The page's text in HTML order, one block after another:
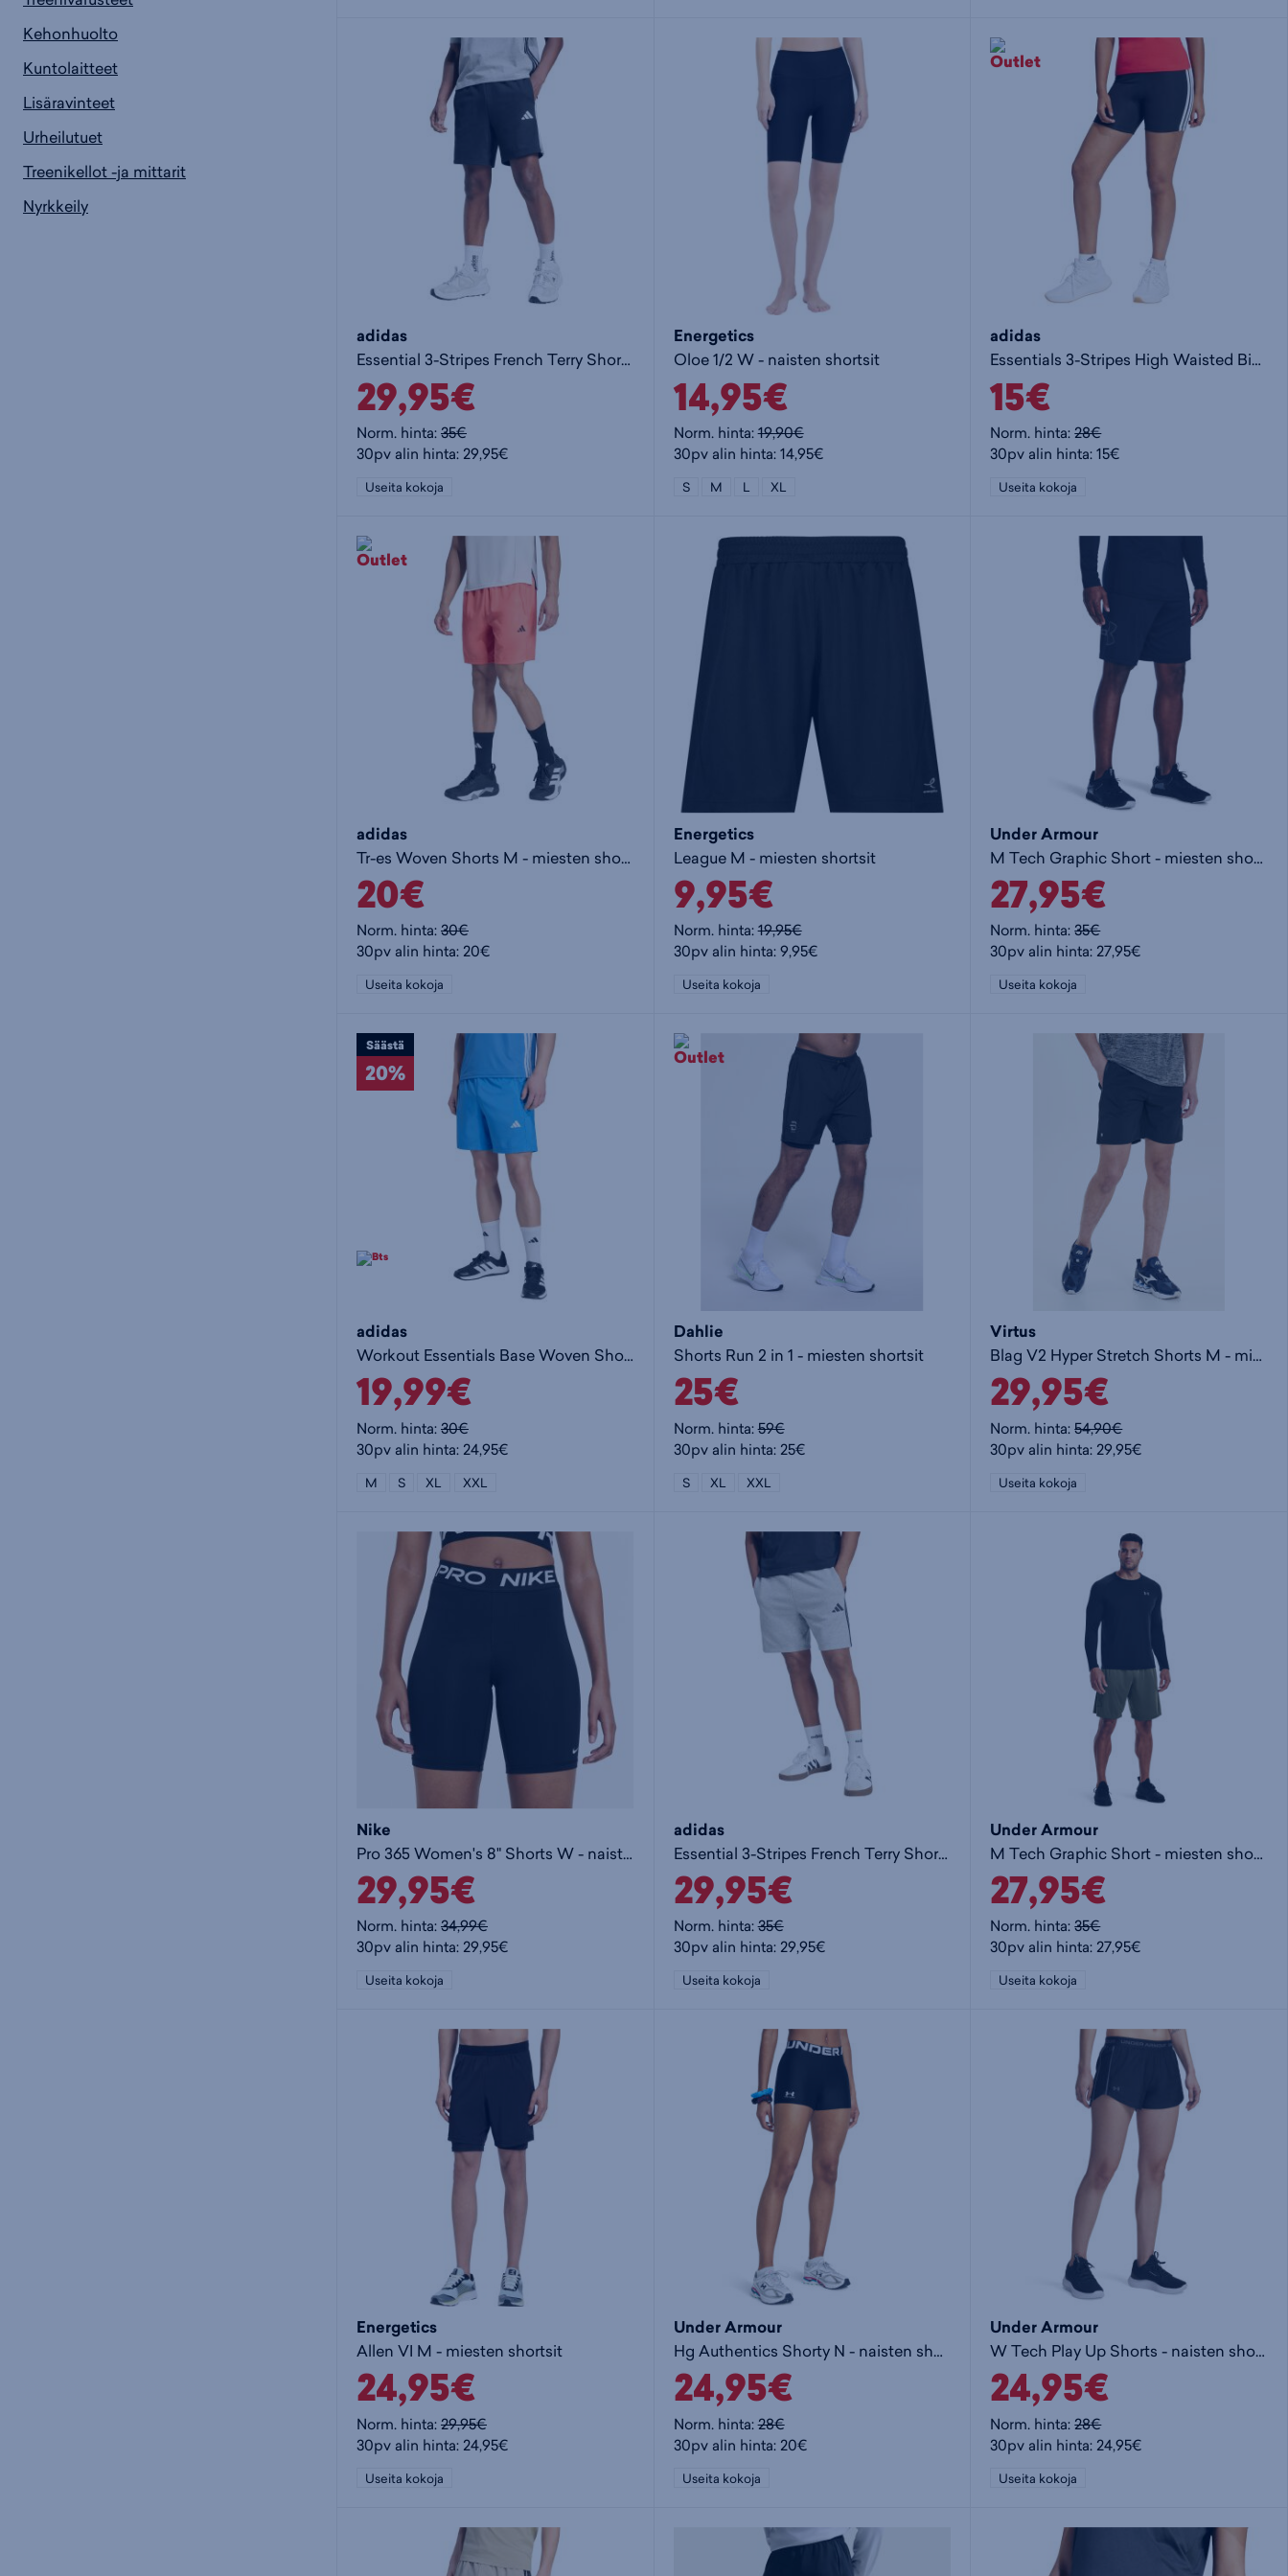
i
n
s
: :
Kehonhuolto
Kuntolaitteet
Lisäravinteet
Urheilutuet
Treenikellot -ja mittarit
Nyrkkeily
adidas
Essential 3-Stripes French Terry Shorts M - miesten collegeshortsit
29,95€
Norm. hinta:35€
30pv alin hinta: 29,95€
Useita kokoja
Energetics
Oloe 1/2 W - naisten shortsit
14,95€
Norm. hinta:19,90€
30pv alin hinta: 14,95€
S M L XL
adidas
Essentials 3-Stripes High Waisted Biker Shorts W - naisten shortsit
15€
Norm. hinta:28€
30pv alin hinta: 15€
Useita kokoja
adidas
Tr-es Woven Shorts M - miesten shortsit
20€
Norm. hinta:30€
30pv alin hinta: 20€
Useita kokoja
Energetics
League M - miesten shortsit
9,95€
Norm. hinta:19,95€
30pv alin hinta: 9,95€
Useita kokoja
Under Armour
M Tech Graphic Short - miesten shortsit
27,95€
Norm. hinta:35€
30pv alin hinta: 27,95€
Useita kokoja
Säästä
20%
adidas
Workout Essentials Base Woven Short M - miesten shortsit
19,99€
Norm. hinta:30€
30pv alin hinta: 24,95€
M S XL XXL
Dahlie
Shorts Run 2 in 1 - miesten shortsit
25€
Norm. hinta:59€
30pv alin hinta: 25€
S XL XXL
Virtus
Blag V2 Hyper Stretch Shorts M - miesten shortsit
29,95€
Norm. hinta:54,90€
30pv alin hinta: 29,95€
Useita kokoja
Nike
Pro 365 Women's 8" Shorts W - naisten shortsit
29,95€
Norm. hinta:34,99€
30pv alin hinta: 29,95€
Useita kokoja
adidas
Essential 3-Stripes French Terry Shorts M - miesten collegeshortsit
29,95€
Norm. hinta:35€
30pv alin hinta: 29,95€
Useita kokoja
Under Armour
M Tech Graphic Short - miesten shortsit
27,95€
Norm. hinta:35€
30pv alin hinta: 27,95€
Useita kokoja
Energetics
Allen VI M - miesten shortsit
24,95€
Norm. hinta:29,95€
30pv alin hinta: 24,95€
Useita kokoja
Under Armour
Hg Authentics Shorty N - naisten shortsit
24,95€
Norm. hinta:28€
30pv alin hinta: 20€
Useita kokoja
Under Armour
W Tech Play Up Shorts - naisten shortsit
24,95€
Norm. hinta:28€
30pv alin hinta: 24,95€
Useita kokoja